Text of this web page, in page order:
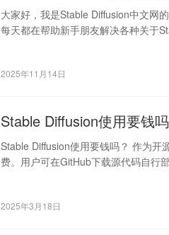
大家好，我是Stable Diffusion中文网
每天都在帮助新手朋友解决各种关于
2025年11月14日
Stable Diffusion使用要钱
Stable Diffusion使用要钱吗？ 作为开
费。用户可在GitHub下载源代码自行
2025年3月18日